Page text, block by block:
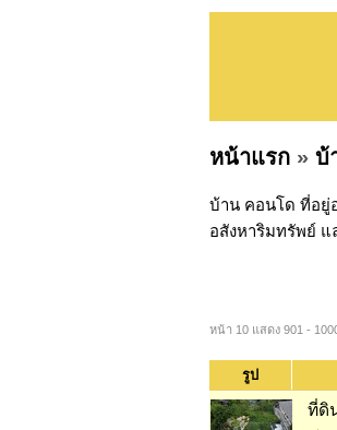
หน้าแรก » บ้
บ้าน คอนโด ที่อยู่
อสังหาริมทรัพย์ แ
หน้า 10 แสดง 901 -
รูป
ที่ดิ